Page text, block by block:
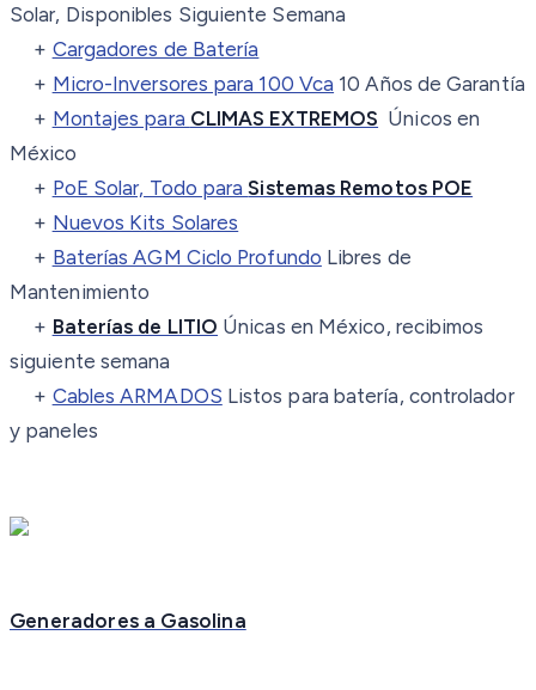
Solar, Disponibles Siguiente Semana
+ Cargadores de Batería
+ Micro-Inversores para 100 Vca 10 Años de Garantía
+ Montajes para CLIMAS EXTREMOS Únicos en
México
+ PoE Solar, Todo paraSistemas Remotos POE
+ Nuevos Kits Solares
+ Baterías AGM Ciclo Profundo Libres de
Mantenimiento
+ Baterías de LITIO Únicas en México, recibimos
siguiente semana
+ Cables ARMADOS Listos para batería, controlador
y paneles
Generadores a Gasolina